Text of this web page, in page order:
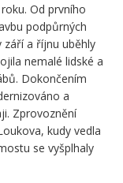
Od prvního
podpůrných
září a říjnu uběhly
nemalé lidské a
Dokončením
a
Zprovoznění
kudy vedla
se vyšplhaly